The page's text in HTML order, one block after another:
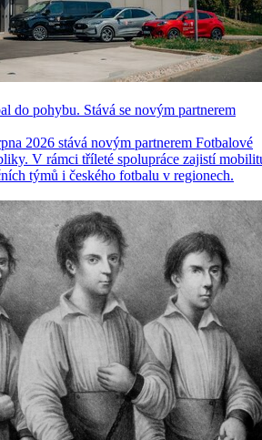
do pohybu. Stává se novým partnerem
2026 stává novým partnerem Fotbalové
V rámci tříleté spolupráce zajistí
týmů i českého fotbalu v regionech.